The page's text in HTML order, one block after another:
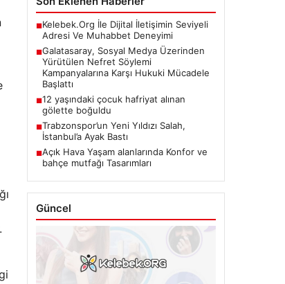
■Kelebek.Org İle Dijital İletişimin Seviyeli
Adresi Ve Muhabbet Deneyimi
■Galatasaray, Sosyal Medya Üzerinden
Yürütülen Nefret Söylemi
Kampanyalarına Karşı Hukuki Mücadele
Başlattı
■12 yaşındaki çocuk hafriyat alınan
gölette boğuldu
■Trabzonspor’un Yeni Yıldızı Salah,
İstanbul’a Ayak Bastı
■Açık Hava Yaşam alanlarında Konfor ve
bahçe mutfağı Tasarımları
Güncel